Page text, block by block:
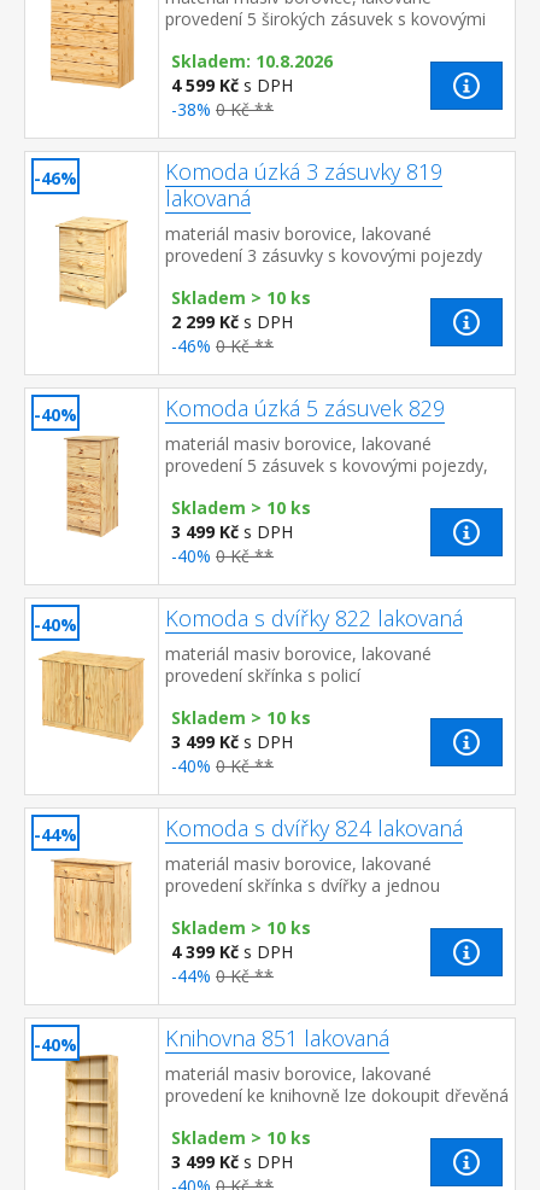
provedení 5 širokých zásuvek s kovovými
Skladem: 10.8.2026
4 599 Kč s DPH
-38% 0 Kč **
-46%
Komoda úzká 3 zásuvky 819
lakovaná
materiál masiv borovice, lakované
provedení 3 zásuvky s kovovými pojezdy
Skladem > 10 ks
2 299 Kč s DPH
-46% 0 Kč **
-40% Komoda úzká 5 zásuvek 829
materiál masiv borovice, lakované
provedení 5 zásuvek s kovovými pojezdy,
Skladem > 10 ks
3 499 Kč s DPH
-40% 0 Kč **
-40% Komoda s dvířky 822 lakovaná
materiál masiv borovice, lakované
provedení skřínka s policí
Skladem > 10 ks
3 499 Kč s DPH
-40% 0 Kč **
-44% Komoda s dvířky 824 lakovaná
materiál masiv borovice, lakované
provedení skřínka s dvířky a jednou
pojezdy, hloubka zásuvky 36,5 cm&nbs...
Skladem > 10 ks
4 399 Kč s DPH
-44% 0 Kč **
-40% Knihovna 851 lakovaná
materiál masiv borovice, lakované
provedení ke knihovně lze dokoupit dřevěná
dvířek
Skladem > 10 ks
3 499 Kč s DPH